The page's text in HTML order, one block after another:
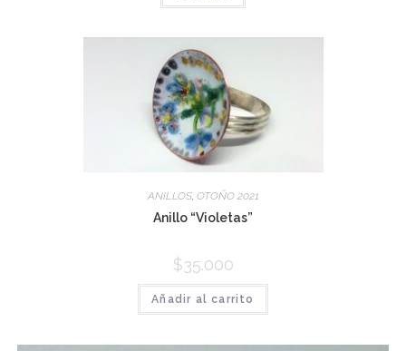
ANILLOS, OTOÑO 2021
Anillo “Violetas”
$35.000
Añadir al carrito